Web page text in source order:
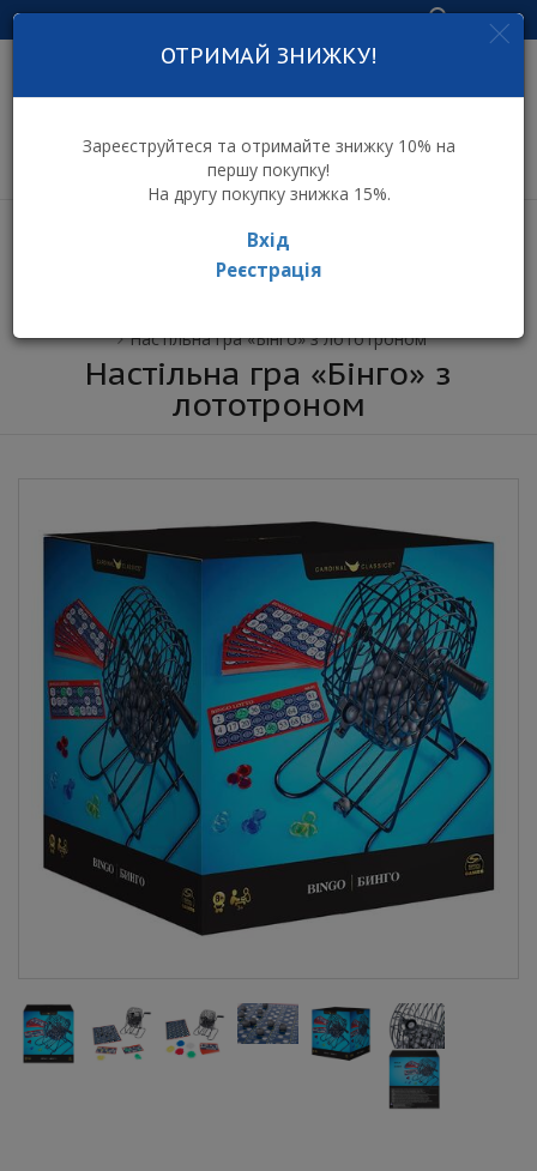
Увійти
інтернет-магазин
ОТРИМАЙ ЗНИЖКУ!
Зареєструйтеся та отримайте знижку 10% на
першу покупку!
На другу покупку знижка 15%.
Вхід
Реєстрація
Настільна гра «Бінго» з лототроном
Настільна гра «Бінго» з
лототроном